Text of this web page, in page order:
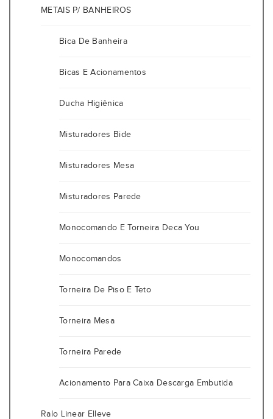
METAIS P/ BANHEIROS
Bica De Banheira
Bicas E Acionamentos
Ducha Higiênica
Misturadores Bide
Misturadores Mesa
Misturadores Parede
Monocomando E Torneira Deca You
Monocomandos
Torneira De Piso E Teto
Torneira Mesa
Torneira Parede
Acionamento Para Caixa Descarga Embutida
Ralo Linear Elleve